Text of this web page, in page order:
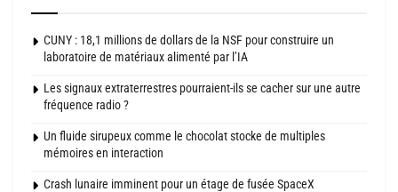
CUNY : 18,1 millions de dollars de la NSF pour construire un
laboratoire de matériaux alimenté par l’IA
Les signaux extraterrestres pourraient-ils se cacher sur une autre
fréquence radio ?
Un fluide sirupeux comme le chocolat stocke de multiples
mémoires en interaction
Crash lunaire imminent pour un étage de fusée SpaceX